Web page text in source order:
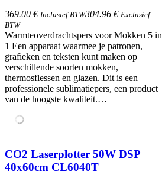
369.00 € Inclusief BTW304.96 € Exclusief
BTW
Warmteoverdrachtspers voor Mokken 5 in
1​ Een apparaat waarmee je patronen,
grafieken en teksten kunt maken op
verschillende soorten mokken,
thermosflessen en glazen. Dit is een
professionele sublimatiepers, een product
van de hoogste kwaliteit.…
CO2 Laserplotter 50W DSP
40x60cm CL6040T